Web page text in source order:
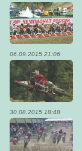
06.09.2015 21:06
30.08.2015 18:48